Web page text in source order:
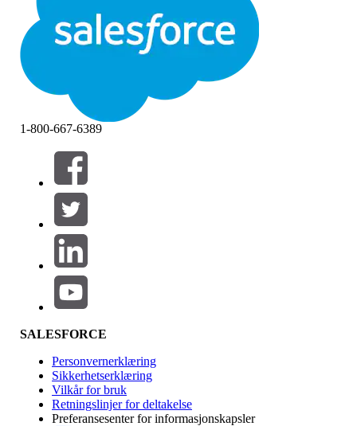
Filtre (0)
VELG FILTRE
Produktområde
Funksjonsinnvirkning
1-800-667-6389
SALESFORCE
Personvernerklæring
Sikkerhetserklæring
Vilkår for bruk
Retningslinjer for deltakelse
Preferansesenter for informasjonskapsler